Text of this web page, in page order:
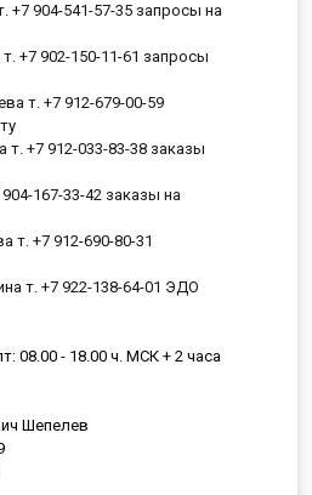
+7 904-541-57-35 запросы на
+7 902-150-11-61 запросы
т. +7 912-679-00-59
+7 912-033-83-38 заказы
167-33-42 заказы на
т. +7 912-690-80-31
т. +7 922-138-64-01 ЭДО
08.00 - 18.00 ч. МСК + 2 часа
Шепелев